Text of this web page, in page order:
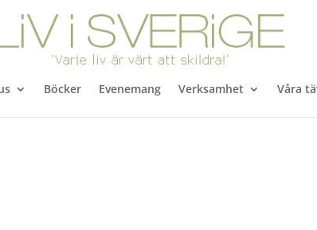
Böcker Evenemang Verksamhet Våra